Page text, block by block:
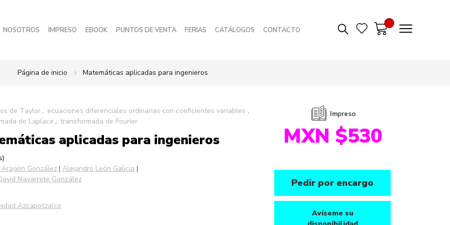
NOSOTROS IMPRESO EBOOK PUNTOS DE VENTA FERIAS CATÁLOGOS CONTACTO
Página de inicio Matemáticas aplicadas para ingenieros
de Taylor
ecuaciones diferenciales ordinarias con coeficientes variables
de Laplace
transformada de Fourier
aplicadas para ingenieros
González Alejandro León Galicia
Navarrete González
Azcapotzalco
Impreso
MXN $530
Pedir por encargo
Avíseme su